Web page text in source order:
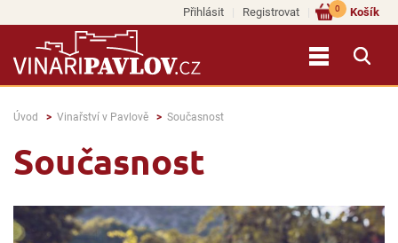
Přihlásit Registrovat Košík
0
Úvod Vinařství v Pavlově Současnost
Současnost